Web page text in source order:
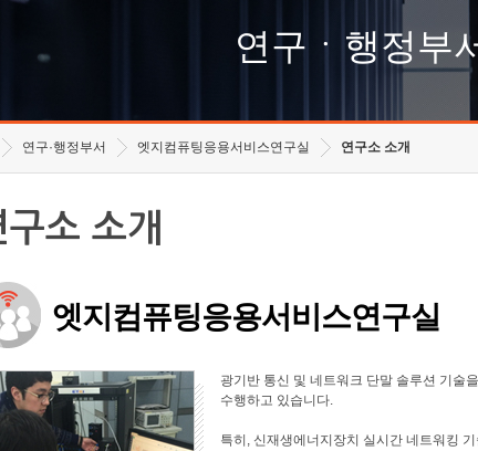
고객의소리
수의계약 현황
연구ㆍ행정부
연구·행정부서 엣지컴퓨팅응용서비스연구실 연구소 소개
구소 소개
엣지컴퓨팅응용서비스연구실
광기반 통신 및 네트워크 단말 솔루션 기술
수행하고 있습니다.
특히, 신재생에너지장치 실시간 네트워킹